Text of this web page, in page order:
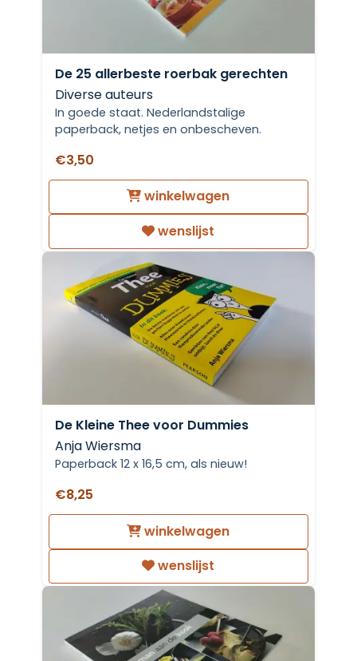
De 25 allerbeste roerbak gerechten
Diverse auteurs
In goede staat. Nederlandstalige
paperback, netjes en onbescheven.
€3,50
winkelwagen
wenslijst
De Kleine Thee voor Dummies
Anja Wiersma
Paperback 12 x 16,5 cm, als nieuw!
€8,25
winkelwagen
wenslijst